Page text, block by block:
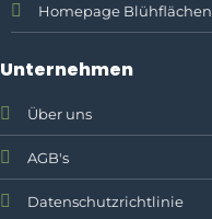
Homepage Blühflächen
Unternehmen
Über uns
AGB's
Datenschutzrichtlinie